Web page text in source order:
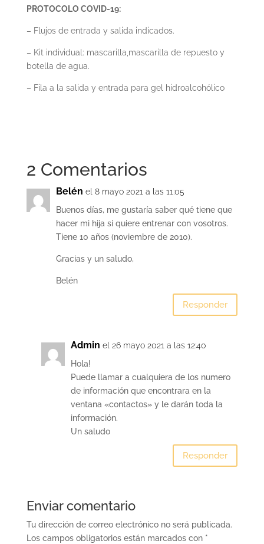
PROTOCOLO COVID-19:
– Flujos de entrada y salida indicados.
– Kit individual: mascarilla,mascarilla de repuesto y
botella de agua.
– Fila a la salida y entrada para gel hidroalcohólico
2 Comentarios
Belén el 8 mayo 2021 a las 11:05
Buenos días, me gustaría saber qué tiene que
hacer mi hija si quiere entrenar con vosotros.
Tiene 10 años (noviembre de 2010).
Gracias y un saludo,
Belén
Responder
Admin el 26 mayo 2021 a las 12:40
Hola!
Puede llamar a cualquiera de los numero
de información que encontrara en la
ventana «contactos» y le darán toda la
información.
Un saludo
Responder
Enviar comentario
Tu dirección de correo electrónico no será publicada.
Los campos obligatorios están marcados con *